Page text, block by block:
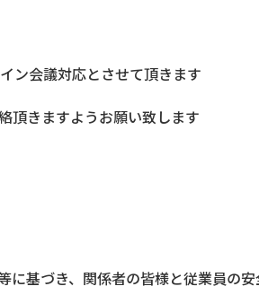
ン会議対応とさせて頂きます
頂きますようお願い致します
に基づき、関係者の皆様と従業員の